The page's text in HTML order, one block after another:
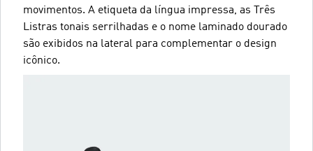
movimentos. A etiqueta da língua impressa, as Três
Listras tonais serrilhadas e o nome laminado dourado
são exibidos na lateral para complementar o design
icônico.